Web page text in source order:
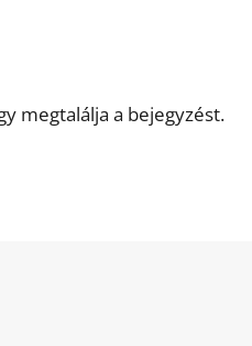
megtalálja a bejegyzést.